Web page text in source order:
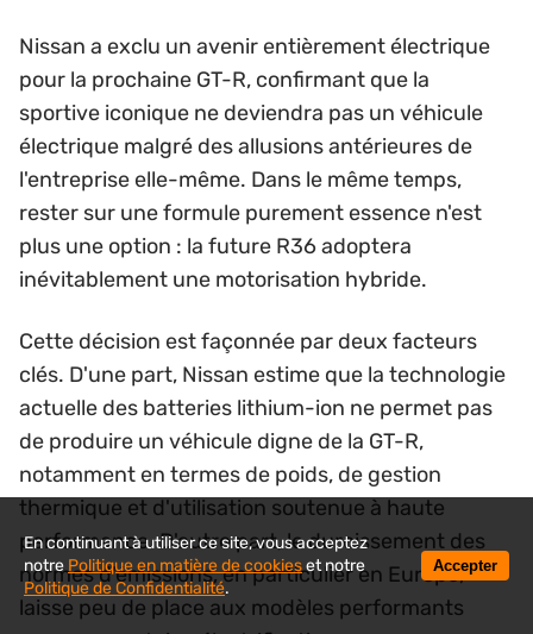
Nissan a exclu un avenir entièrement électrique
pour la prochaine GT-R, confirmant que la
sportive iconique ne deviendra pas un véhicule
électrique malgré des allusions antérieures de
l'entreprise elle-même. Dans le même temps,
rester sur une formule purement essence n'est
plus une option : la future R36 adoptera
inévitablement une motorisation hybride.
Cette décision est façonnée par deux facteurs
clés. D'une part, Nissan estime que la technologie
actuelle des batteries lithium-ion ne permet pas
de produire un véhicule digne de la GT-R,
notamment en termes de poids, de gestion
thermique et d'utilisation soutenue à haute
performance. D'autre part, le durcissement des
normes d'émissions, en particulier en Europe,
laisse peu de place aux modèles performants
En continuant à utiliser ce site, vous acceptez
notre Politique en matière de cookieset notre
Politique de Confidentialité.
Accepter